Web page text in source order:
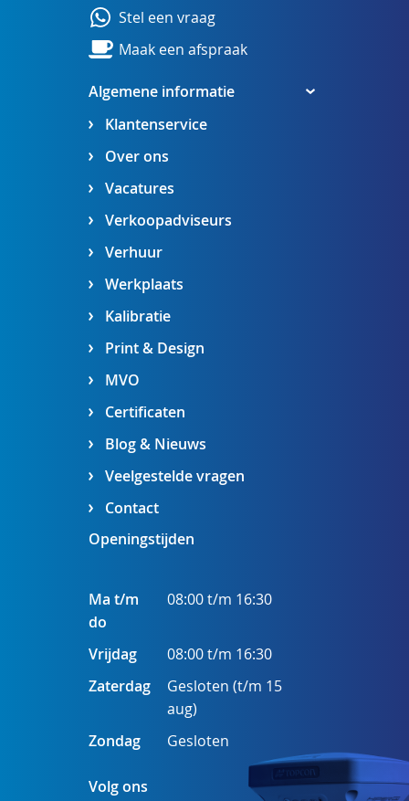
Algemene informatie
Klantenservice
Over ons
Vacatures
Verkoopadviseurs
Verhuur
Werkplaats
Kalibratie
Print & Design
MVO
Certificaten
Blog & Nieuws
Veelgestelde vragen
Contact
Stel een vraag
Maak een afspraak
Openingstijden
Ma t/m
do
08:00 t/m 16:30
Vrijdag
08:00 t/m 16:30
Zaterdag
Gesloten (t/m 15
aug)
Zondag
Gesloten
Volg ons